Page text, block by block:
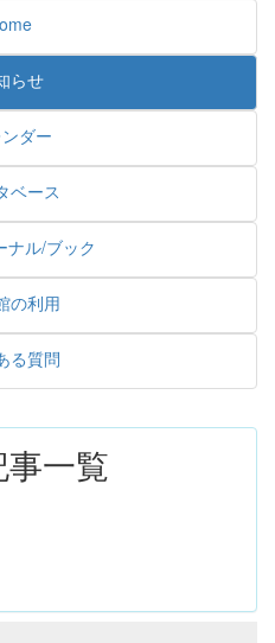
らせ
ダー
ベース
ナル/ブック
の利用
る質問
一覧